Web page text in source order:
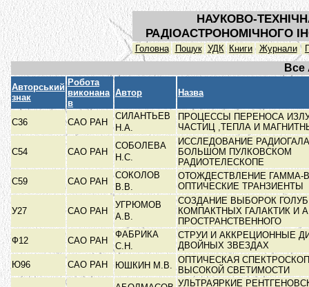
НАУКОВО-
РАДІОАСТРОНОМІЧНОГО
Головна Пошук УДК Книги Журнали
Все
Авторський
знак
Робота
виконана
в
Автор Назва
С36 САО РАН
СИЛАНТЬЕВ
Н.А.
ПРОЦЕССЫ ПЕРЕНОСА
ЧАСТИЦ ,ТЕПЛА И
С54 САО РАН
СОБОЛЕВА
Н.С.
ИССЛЕДОВАНИЕ
БОЛЬШОМ ПУЛКОВСКОМ
РАДИОТЕЛЕСКОПЕ
С59
САО РАН
СОКОЛОВ
В.В.
ОТОЖДЕСТВЛЕНИЕ ГАММА-
ОПТИЧЕСКИЕ ТРАНЗИЕНТЫ
У27 САО РАН
УГРЮМОВ
А.В.
СОЗДАНИЕ ВЫБОРОК
КОМПАКТНЫХ ГАЛАКТИК И
ПРОСТРАНСТВЕННОГО
Ф12
САО РАН
ФАБРИКА
С.Н.
СТРУИ И АККРЕЦИОННЫЕ
ДВОЙНЫХ ЗВЕЗДАХ
Ю96
САО РАН ЮШКИН М.В.
ОПТИЧЕСКАЯ
ВЫСОКОЙ СВЕТИМОСТИ
УЛЬТРАЯРКИЕ